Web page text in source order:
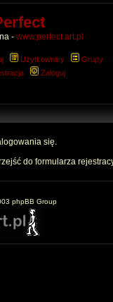
- www.perfect.art.pl
Użytkownicy
Grupy
Zaloguj
się.
do formularza
phpBB Group